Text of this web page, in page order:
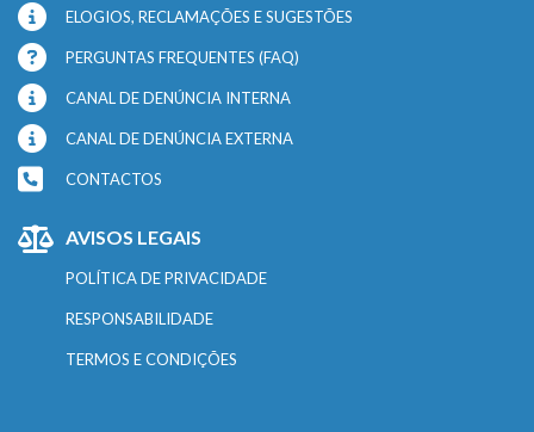
ELOGIOS, RECLAMAÇÕES E SUGESTÕES
PERGUNTAS FREQUENTES (FAQ)
CANAL DE DENÚNCIA INTERNA
CANAL DE DENÚNCIA EXTERNA
CONTACTOS
AVISOS LEGAIS
POLÍTICA DE PRIVACIDADE
RESPONSABILIDADE
TERMOS E CONDIÇÕES